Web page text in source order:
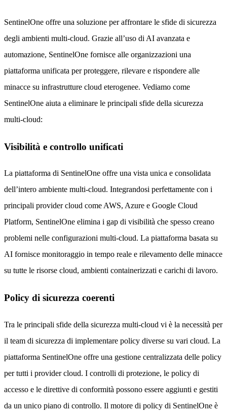
SentinelOne offre una soluzione per affrontare le sfide di sicurezza
degli ambienti multi-cloud. Grazie all’uso di AI avanzata e
automazione, SentinelOne fornisce alle organizzazioni una
piattaforma unificata per proteggere, rilevare e rispondere alle
minacce su infrastrutture cloud eterogenee. Vediamo come
SentinelOne aiuta a eliminare le principali sfide della sicurezza
multi-cloud:
Visibilità e controllo unificati
La piattaforma di SentinelOne offre una vista unica e consolidata
dell’intero ambiente multi-cloud. Integrandosi perfettamente con i
principali provider cloud come AWS, Azure e Google Cloud
Platform, SentinelOne elimina i gap di visibilità che spesso creano
problemi nelle configurazioni multi-cloud. La piattaforma basata su
AI fornisce monitoraggio in tempo reale e rilevamento delle minacce
su tutte le risorse cloud, ambienti containerizzati e carichi di lavoro.
Policy di sicurezza coerenti
Tra le principali sfide della sicurezza multi-cloud vi è la necessità per
il team di sicurezza di implementare policy diverse su vari cloud. La
piattaforma SentinelOne offre una gestione centralizzata delle policy
per tutti i provider cloud. I controlli di protezione, le policy di
accesso e le direttive di conformità possono essere aggiunti e gestiti
da un unico piano di controllo. Il motore di policy di SentinelOne è